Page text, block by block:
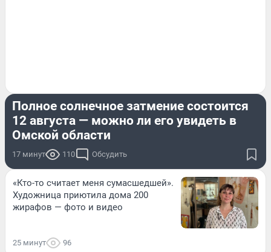
Полное солнечное затмение состоится
12 августа — можно ли его увидеть в
Омской области
17 минут 110 Обсудить
«Кто-то считает меня сумасшедшей».
Художница приютила дома 200
жирафов — фото и видео
25 минут 96